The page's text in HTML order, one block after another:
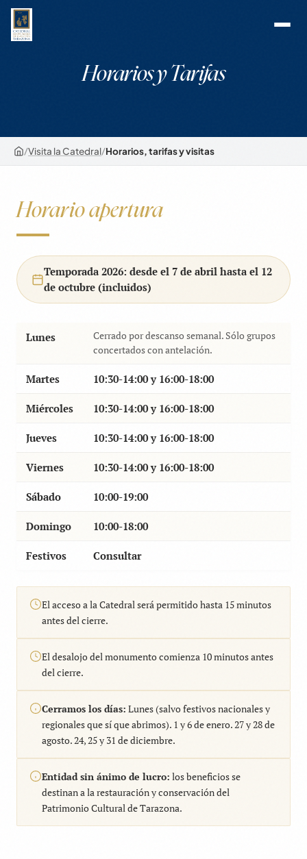
Horarios y Tarifas
/Visita la Catedral/Horarios, tarifas y visitas
Horario apertura
Temporada 2026: desde el 7 de abril hasta el 12
de octubre (incluidos)
Lunes
Cerrado por descanso semanal. Sólo grupos
concertados con antelación.
Martes 10:30-14:00 y 16:00-18:00
Miércoles 10:30-14:00 y 16:00-18:00
Jueves 10:30-14:00 y 16:00-18:00
Viernes 10:30-14:00 y 16:00-18:00
Sábado 10:00-19:00
Domingo 10:00-18:00
Festivos Consultar
El acceso a la Catedral será permitido hasta 15 minutos
antes del cierre.
El desalojo del monumento comienza 10 minutos antes
del cierre.
Cerramos los días: Lunes (salvo festivos nacionales y
regionales que sí que abrimos). 1 y 6 de enero. 27 y 28 de
agosto. 24, 25 y 31 de diciembre.
Entidad sin ánimo de lucro: los beneficios se
destinan a la restauración y conservación del
Patrimonio Cultural de Tarazona.